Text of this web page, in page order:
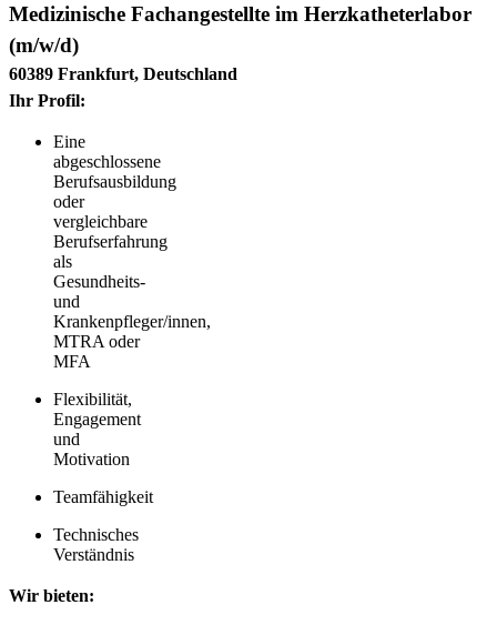
Medizinische Fachangestellte im Herzkatheterlabor
(m/w/d)
60389 Frankfurt, Deutschland
Ihr Profil:
Eine
abgeschlossene
Berufsausbildung
oder
vergleichbare
Berufserfahrung
als
Gesundheits-
und
Krankenpfleger/innen,
MTRA oder
MFA
Flexibilität,
Engagement
und
Motivation
Teamfähigkeit
Technisches
Verständnis
Wir bieten: